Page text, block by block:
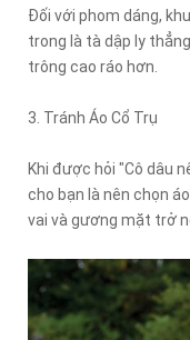
Đối với phom dáng,
trong là tà dập ly
trông cao ráo hơn.
3. Tránh Áo Cổ Trụ
Khi được hỏi "Cô dâu
cho bạn là nên chọn
vai và gương mặt trở